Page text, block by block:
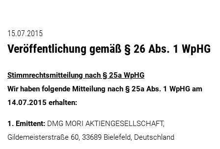
15.07.2015
Veröffentlichung gemäß § 26 Abs. 1 WpHG
Stimmrechtsmitteilung nach § 25a WpHG
Wir haben folgende Mitteilung nach § 25a Abs. 1 WpHG am
14.07.2015 erhalten:
1. Emittent: DMG MORI AKTIENGESELLSCHAFT,
Gildemeisterstraße 60, 33689 Bielefeld, Deutschland